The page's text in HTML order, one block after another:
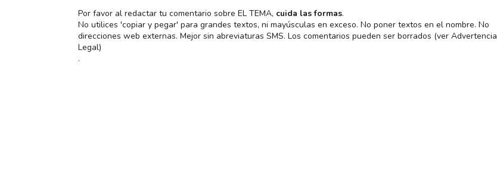
Por favor al redactar tu comentario sobre EL TEMA, cuida las formas.
No utilices 'copiar y pegar' para grandes textos, ni mayúsculas en exceso. No poner textos en el nombre. No
direcciones web externas. Mejor sin abreviaturas SMS. Los comentarios pueden ser borrados (ver Advertencia
Legal)
.